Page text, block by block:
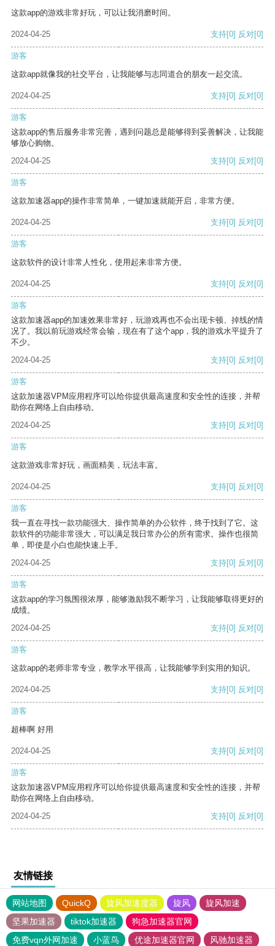
这款app的游戏非常好玩，可以让我消磨时间。
2024-04-25 支持[0] 反对[0]
游客
这款app就像我的社交平台，让我能够与志同道合的朋友一起交流。
2024-04-25 支持[0] 反对[0]
游客
这款app的售后服务非常完善，遇到问题总是能够得到妥善解决，让我能
够放心购物。
2024-04-25
支持[0] 反对[0]
游客
这款加速器app的操作非常简单，一键加速就能开启，非常方便。
2024-04-25 支持[0] 反对[0]
游客
这款软件的设计非常人性化，使用起来非常方便。
2024-04-25 支持[0] 反对[0]
游客
这款加速器app的加速效果非常好，玩游戏再也不会出现卡顿、掉线的情
况了。我以前玩游戏经常会输，现在有了这个app，我的游戏水平提升了
不少。
2024-04-25
支持[0] 反对[0]
游客
这款加速器VPM应用程序可以给你提供最高速度和安全性的连接，并帮
助你在网络上自由移动。
2024-04-25
支持[0] 反对[0]
游客
这款游戏非常好玩，画面精美，玩法丰富。
2024-04-25 支持[0] 反对[0]
游客
我一直在寻找一款功能强大、操作简单的办公软件，终于找到了它。这
款软件的功能非常强大，可以满足我日常办公的所有需求。操作也很简
单，即使是小白也能快速上手。
2024-04-25
支持[0] 反对[0]
游客
这款app的学习氛围很浓厚，能够激励我不断学习，让我能够取得更好的
成绩。
2024-04-25
支持[0] 反对[0]
游客
这款app的老师非常专业，教学水平很高，让我能够学到实用的知识。
2024-04-25 支持[0] 反对[0]
游客
超棒啊 好用
2024-04-25 支持[0] 反对[0]
游客
这款加速器VPM应用程序可以给你提供最高速度和安全性的连接，并帮
助你在网络上自由移动。
2024-04-25
支持[0] 反对[0]
友情链接
网站地图 QuickQ 旋风加速度器 旋风
旋风加速
坚果加速器
tiktok加速器
狗急加速器官网
免费vqn外网加速
小蓝鸟 优途加速器官网 风驰加速器